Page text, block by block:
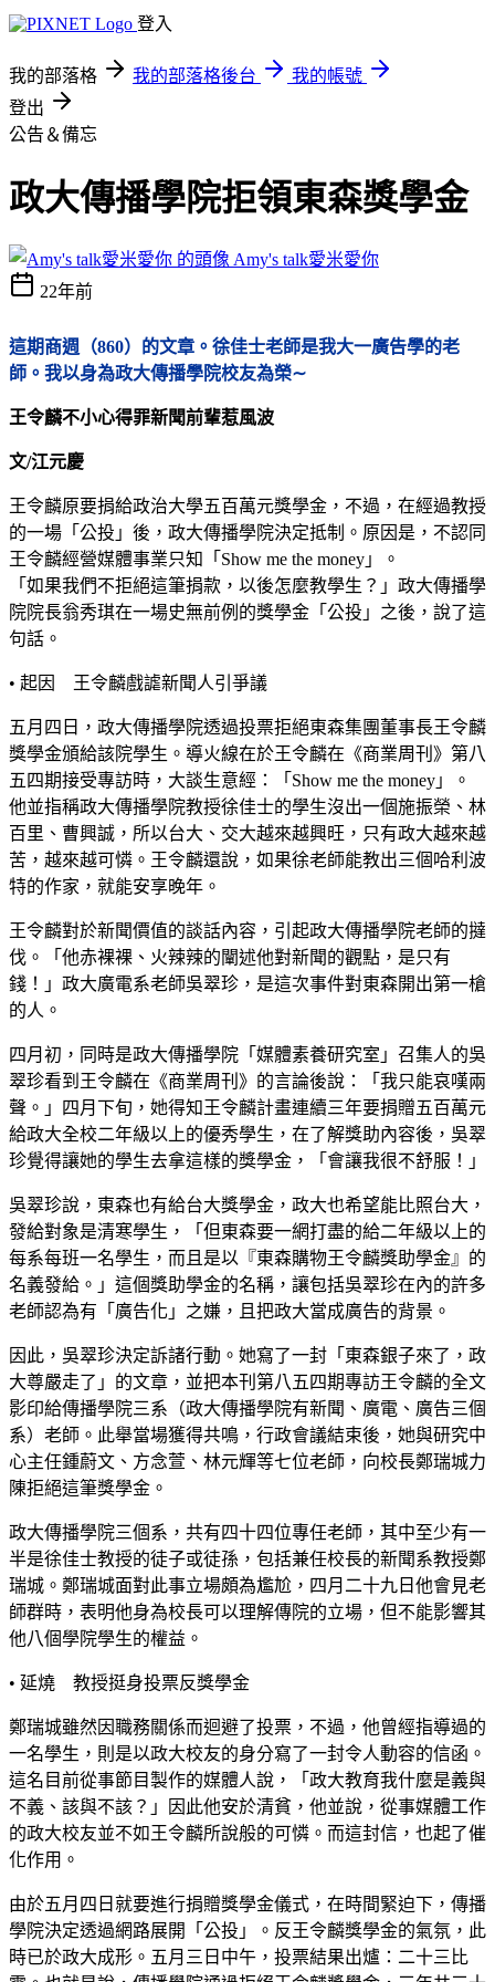
登入
我的部落格 我的部落格後台
我的帳號
登出
公告＆備忘
政大傳播學院拒領東森獎學金
Amy's talk愛米愛你
22年前
這期商週（860）的文章。徐佳士老師是我大一廣告學的老
師。我以身為政大傳播學院校友為榮∼
王令麟不小心得罪新聞前輩惹風波
文/江元慶
王令麟原要捐給政治大學五百萬元獎學金，不過，在經過教授
的一場「公投」後，政大傳播學院決定抵制。原因是，不認同
王令麟經營媒體事業只知「Show me the money」。
「如果我們不拒絕這筆捐款，以後怎麼教學生？」政大傳播學
院院長翁秀琪在一場史無前例的獎學金「公投」之後，說了這
句話。
• 起因 王令麟戲謔新聞人引爭議
五月四日，政大傳播學院透過投票拒絕東森集團董事長王令麟
獎學金頒給該院學生。導火線在於王令麟在《商業周刊》第八
五四期接受專訪時，大談生意經：「Show me the money」。
他並指稱政大傳播學院教授徐佳士的學生沒出一個施振榮、林
百里、曹興誠，所以台大、交大越來越興旺，只有政大越來越
苦，越來越可憐。王令麟還說，如果徐老師能教出三個哈利波
特的作家，就能安享晚年。
王令麟對於新聞價值的談話內容，引起政大傳播學院老師的撻
伐。「他赤裸裸、火辣辣的闡述他對新聞的觀點，是只有
錢！」政大廣電系老師吳翠珍，是這次事件對東森開出第一槍
的人。
四月初，同時是政大傳播學院「媒體素養研究室」召集人的吳
翠珍看到王令麟在《商業周刊》的言論後說：「我只能哀嘆兩
聲。」四月下旬，她得知王令麟計畫連續三年要捐贈五百萬元
給政大全校二年級以上的優秀學生，在了解獎助內容後，吳翠
珍覺得讓她的學生去拿這樣的獎學金，「會讓我很不舒服！」
吳翠珍說，東森也有給台大獎學金，政大也希望能比照台大，
發給對象是清寒學生，「但東森要一網打盡的給二年級以上的
每系每班一名學生，而且是以『東森購物王令麟獎助學金』的
名義發給。」這個獎助學金的名稱，讓包括吳翠珍在內的許多
老師認為有「廣告化」之嫌，且把政大當成廣告的背景。
因此，吳翠珍決定訴諸行動。她寫了一封「東森銀子來了，政
大尊嚴走了」的文章，並把本刊第八五四期專訪王令麟的全文
影印給傳播學院三系（政大傳播學院有新聞、廣電、廣告三個
系）老師。此舉當場獲得共鳴，行政會議結束後，她與研究中
心主任鍾蔚文、方念萱、林元輝等七位老師，向校長鄭瑞城力
陳拒絕這筆獎學金。
政大傳播學院三個系，共有四十四位專任老師，其中至少有一
半是徐佳士教授的徒子或徒孫，包括兼任校長的新聞系教授鄭
瑞城。鄭瑞城面對此事立場頗為尷尬，四月二十九日他會見老
師群時，表明他身為校長可以理解傳院的立場，但不能影響其
他八個學院學生的權益。
• 延燒 教授挺身投票反獎學金
鄭瑞城雖然因職務關係而迴避了投票，不過，他曾經指導過的
一名學生，則是以政大校友的身分寫了一封令人動容的信函。
這名目前從事節目製作的媒體人說，「政大教育我什麼是義與
不義、該與不該？」因此他安於清貧，他並說，從事媒體工作
的政大校友並不如王令麟所說般的可憐。而這封信，也起了催
化作用。
由於五月四日就要進行捐贈獎學金儀式，在時間緊迫下，傳播
學院決定透過網路展開「公投」。反王令麟獎學金的氣氛，此
時已於政大成形。五月三日中午，投票結果出爐：二十三比